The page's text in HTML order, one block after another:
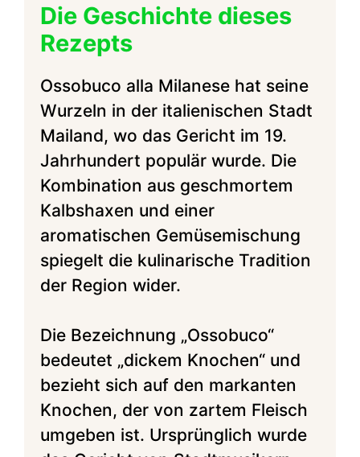
Die Geschichte dieses
Rezepts
Ossobuco alla Milanese hat seine
Wurzeln in der italienischen Stadt
Mailand, wo das Gericht im 19.
Jahrhundert populär wurde. Die
Kombination aus geschmortem
Kalbshaxen und einer
aromatischen Gemüsemischung
spiegelt die kulinarische Tradition
der Region wider.
Die Bezeichnung „Ossobuco“
bedeutet „dickem Knochen“ und
bezieht sich auf den markanten
Knochen, der von zartem Fleisch
umgeben ist. Ursprünglich wurde